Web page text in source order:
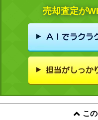
売却査定が
こ